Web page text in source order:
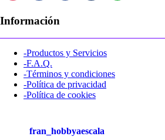
Información
-Productos y Servicios
-F.A.Q.
-Términos y condiciones
-Política de privacidad
-Política de cookies
fran_hobbyaescala